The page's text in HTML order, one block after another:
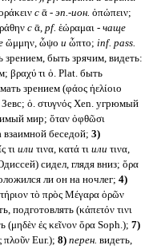
сᾱ -эп.-ион. ὀπώπειν;
сᾱ, pf. ἑώραμαι - чаще
ὤμμην, ὦψο и ὦπτο; inf. pass.
зрением, быть зрячим, видеть:
βραχύ τι ὁ. Plat. быть
зрением (φάος ἠελίοιο
ὁ. στυγνός Xen. угрюмый
мир; ὅταν ὀφθῶσι
взаимной беседой; 3)
τι или τινα, κατά τι или τινα,
сидел, глядя вниз; ὅρα
ли он на ночлег; 4)
τὸ πρὸς Μέγαρα ὁρῶν
подготовлять (κάπετόν τινι
ἐς κεῖνον ὅρα Soph.); 7)
πλοῦν Eur.); 8) перен. видеть,